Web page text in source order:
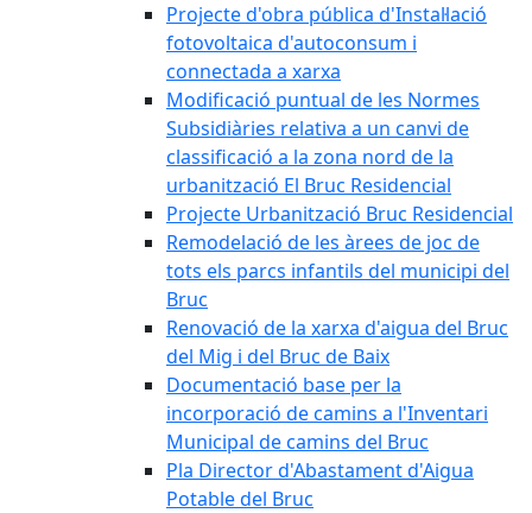
Projecte d'obra pública d'Instal·lació
fotovoltaica d'autoconsum i
connectada a xarxa
Modificació puntual de les Normes
Subsidiàries relativa a un canvi de
classificació a la zona nord de la
urbanització El Bruc Residencial
Projecte Urbanització Bruc Residencial
Remodelació de les àrees de joc de
tots els parcs infantils del municipi del
Bruc
Renovació de la xarxa d'aigua del Bruc
del Mig i del Bruc de Baix
Documentació base per la
incorporació de camins a l'Inventari
Municipal de camins del Bruc
Pla Director d'Abastament d'Aigua
Potable del Bruc